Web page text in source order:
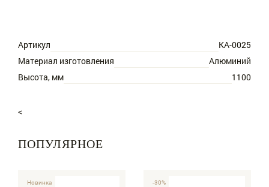
Артикул
KA-0025
Материал изготовления
Алюминий
Высота, мм
1100
<
ПОПУЛЯРНОЕ
-30%
Новинка -30%